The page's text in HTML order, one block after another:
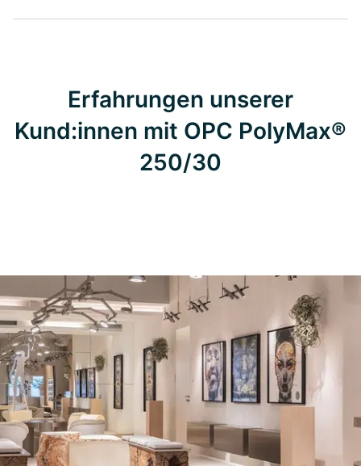
Erfahrungen unserer
Kund:innen mit OPC PolyMax®
250/30